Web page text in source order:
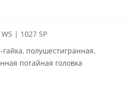
| 1027 SP
гайка, полушестигранная,
потайная головка